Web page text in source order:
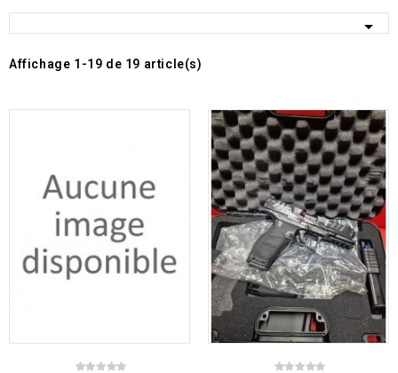

Affichage 1-19 de 19 article(s)